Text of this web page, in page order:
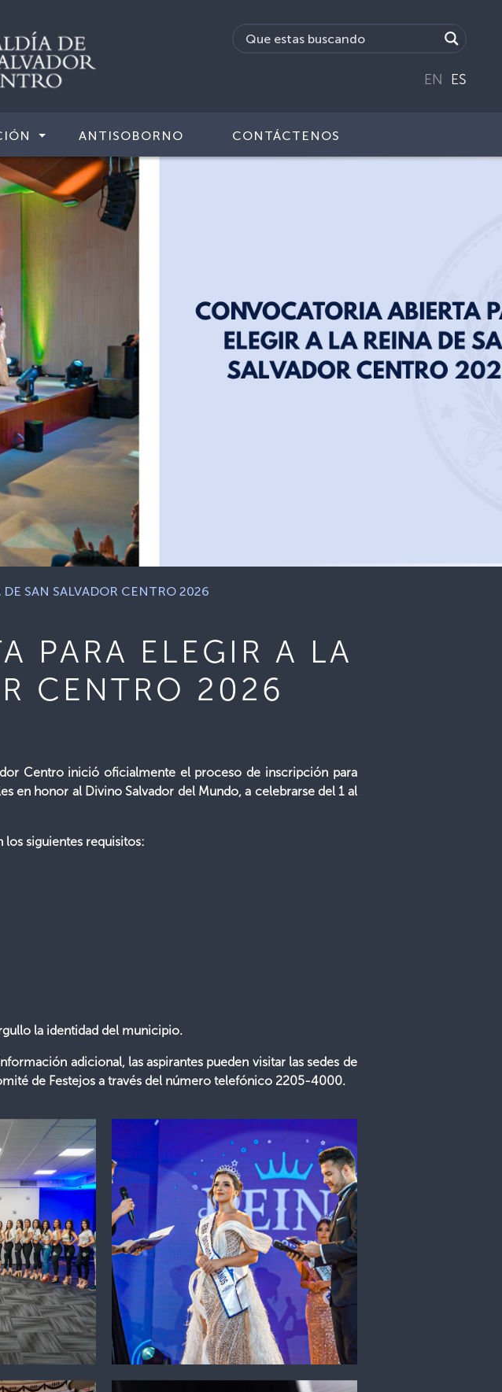
EN ES
ANTISOBORNO CONTÁCTENOS
SAN SALVADOR CENTRO 2026
PARA ELEGIR A LA
CENTRO 2026
Centro inició oficialmente el proceso de inscripción para
en honor al Divino Salvador del Mundo, a celebrarse del 1 al
siguientes requisitos:
la identidad del municipio.
adicional, las aspirantes pueden visitar las sedes de
de Festejos a través del número telefónico 2205-4000.